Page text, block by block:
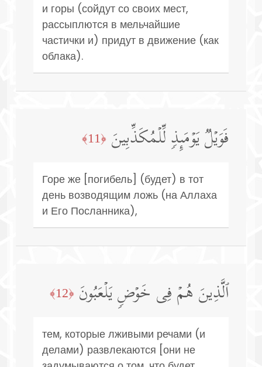
и горы (сойдут со своих мест,
рассыплются в мельчайшие
частички и) придут в движение (как
облака).
فَوَیۡلࣱ یَوۡمَىِٕذࣲ لِّلۡمُكَذِّبِینَ ﴿11﴾
Горе же [погибель] (будет) в тот
день возводящим ложь (на Аллаха
и Его Посланника),
ٱلَّذِینَ هُمۡ فِی خَوۡضࣲ یَلۡعَبُونَ ﴿12﴾
тем, которые лживыми речами (и
делами) развлекаются [они не